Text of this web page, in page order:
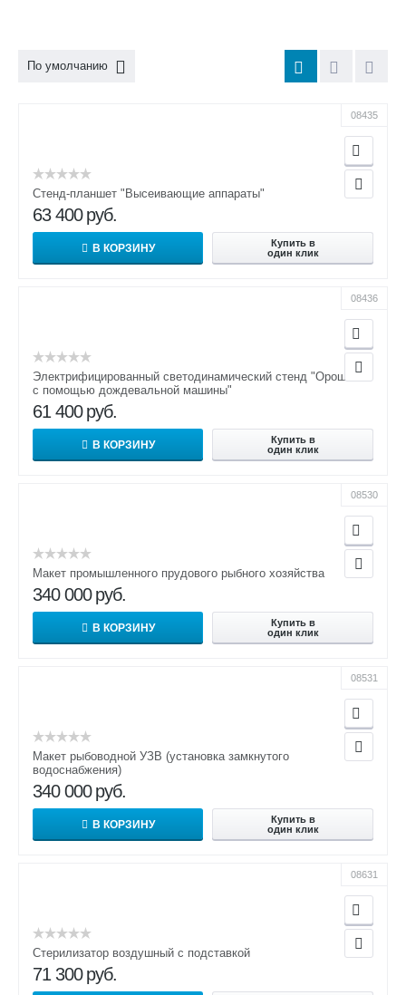
По умолчанию
08435
Стенд-планшет "Высеивающие аппараты"
63 400 руб.
В КОРЗИНУ
Купить в
один клик
08436
Электрифицированный светодинамический стенд "Орошение
с помощью дождевальной машины"
61 400 руб.
В КОРЗИНУ
Купить в
один клик
08530
Макет промышленного прудового рыбного хозяйства
340 000 руб.
В КОРЗИНУ
Купить в
один клик
08531
Макет рыбоводной УЗВ (установка замкнутого
водоснабжения)
340 000 руб.
В КОРЗИНУ
Купить в
один клик
08631
Стерилизатор воздушный с подставкой
71 300 руб.